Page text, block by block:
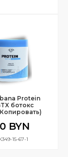
Protein
ботокс
BYN
15-67-1